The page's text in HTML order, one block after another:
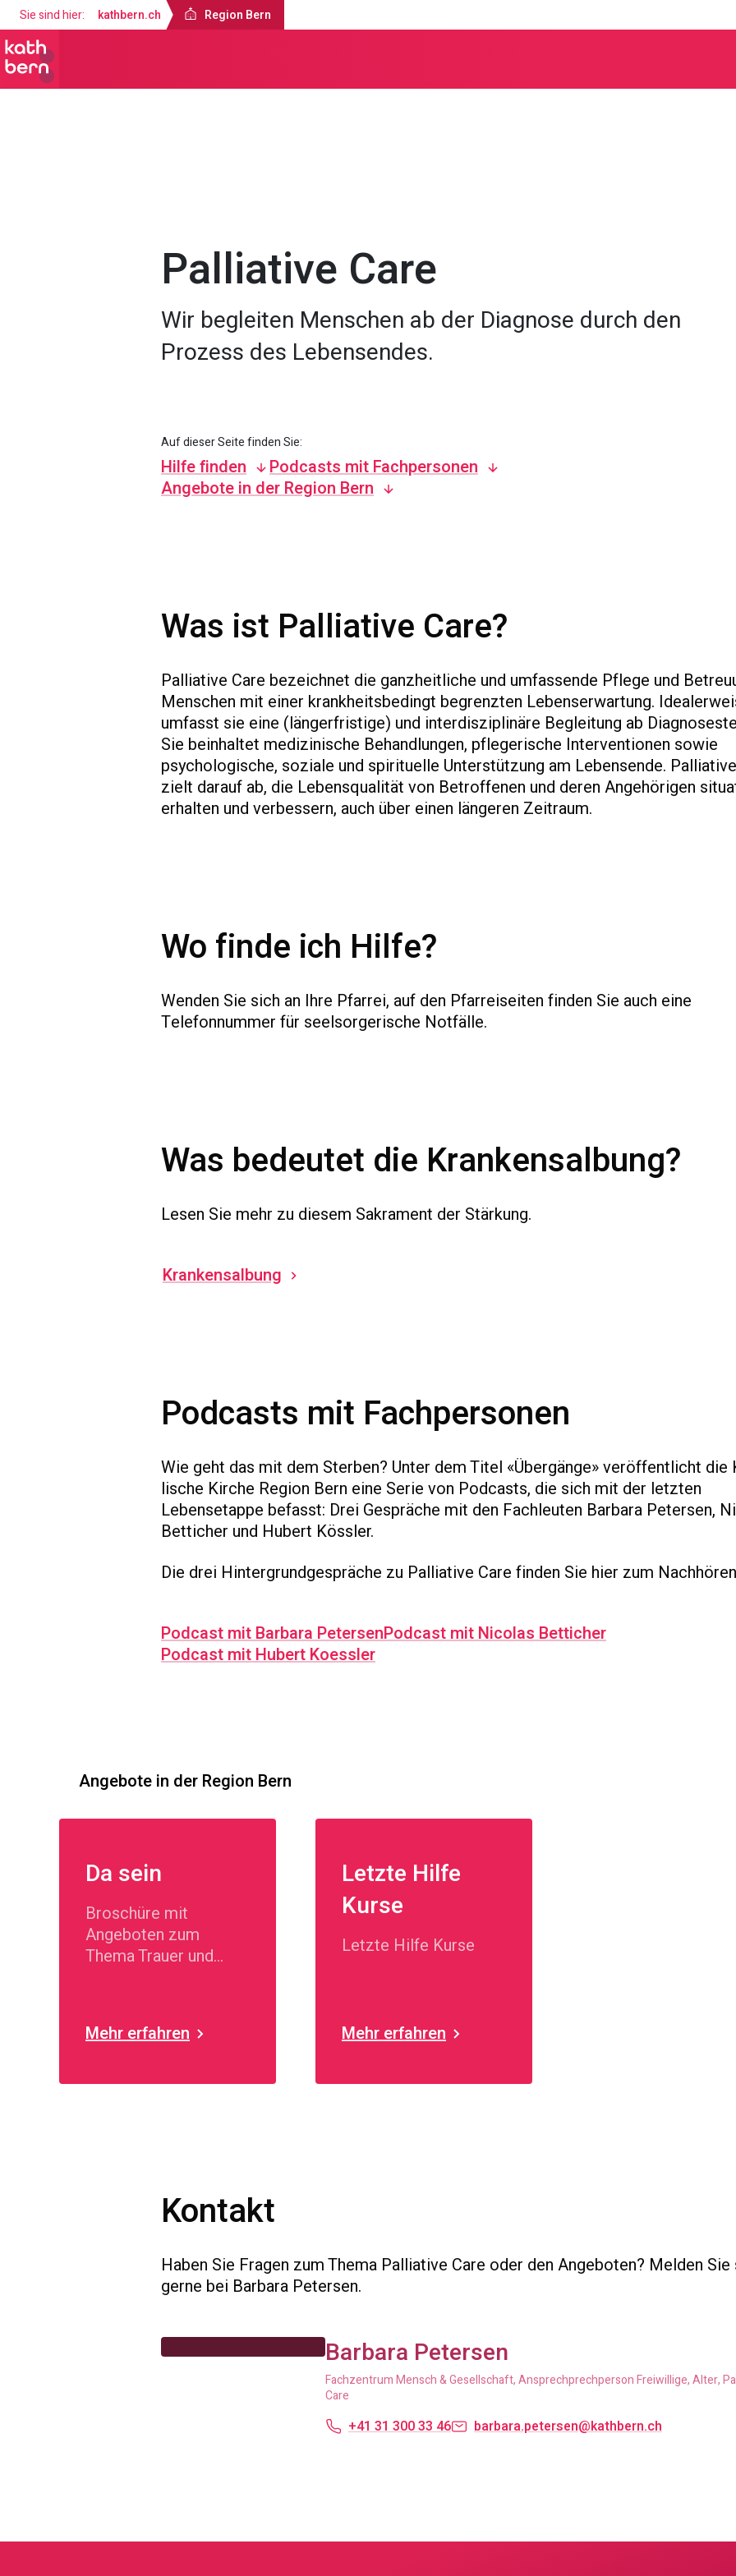
Sie sind hier: kathbern.ch Region Bern
Palliative Care
Wir begleiten Menschen ab der Diagnose durch den
Prozess des Lebensendes.
Auf dieser Seite finden Sie:
Hilfe finden
Podcasts mit Fachpersonen
Angebote in der Region Bern
Was ist Palliative Care?
Palliative Care bezeichnet die ganzheitliche und umfassende Pflege und
Menschen mit einer krankheitsbedingt begrenzten Lebenserwartung.
umfasst sie eine (längerfristige) und interdisziplinäre Begleitung ab
Sie beinhaltet medizinische Behandlungen, pflegerische Interventionen sowie
psychologische, soziale und spirituelle Unterstützung am Lebensende.
zielt darauf ab, die Lebensqualität von Betroffenen und deren Angehörigen
erhalten und verbessern, auch über einen längeren Zeitraum.
Wo finde ich Hilfe?
Wenden Sie sich an Ihre Pfarrei, auf den Pfarreiseiten finden Sie auch eine
Telefonnummer für seelsorgerische Notfälle.
Was bedeutet die Krankensalbung?
Lesen Sie mehr zu diesem Sakrament der Stärkung.
Krankensalbung
Podcasts mit Fachpersonen
Wie geht das mit dem Sterben? Unter dem ­Titel «Übergänge» veröffentlicht
lische Kirche Region Bern eine Serie von Podcasts, die sich mit der letzten
Lebensetappe befasst: Drei Gespräche mit den Fachleuten Barbara Petersen,
Betticher und Hubert Kössler.
Die drei Hintergrundgespräche zu Palliative Care finden Sie hier zum
Podcast mit Barbara PetersenPodcast mit Nicolas Betticher
Podcast mit Hubert Koessler
Angebote in der Region Bern
Da sein
Broschüre mit
Angeboten zum
Thema Trauer und
Mehr erfahren
Letzte Hilfe
Kurse
Letzte Hilfe Kurse
Mehr erfahren
Kontakt
Haben Sie Fragen zum Thema Palliative Care oder den Angeboten? Melden Sie
gerne bei Barbara Petersen.
Barbara Petersen
Fachzentrum Mensch & Gesellschaft, Ansprechprechperson Freiwillige, Alter,
Care
+41 31 300 33 46 barbara.petersen@kathbern.ch